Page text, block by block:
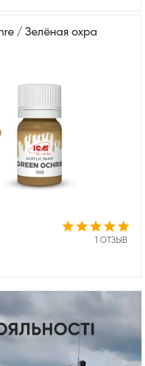
/ Зелёная охра
1 ОТЗЫВ